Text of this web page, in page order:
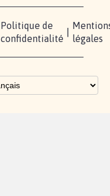
Politique de
confidentialité
légales